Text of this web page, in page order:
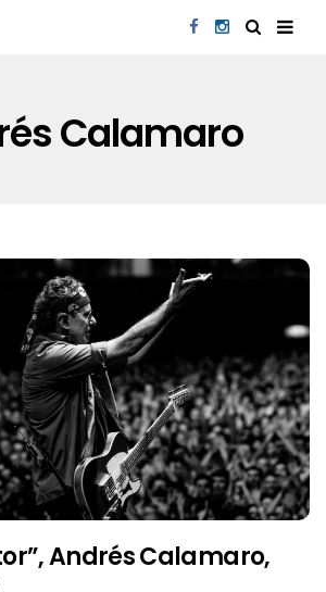
Calamaro
Andrés Calamaro,